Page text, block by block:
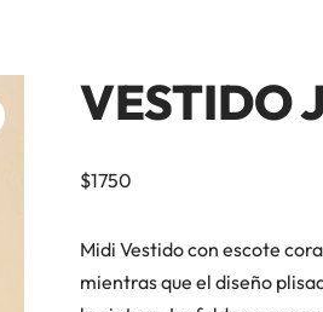
VESTIDO
$1750
Midi Vestido con escote
mientras que el diseño